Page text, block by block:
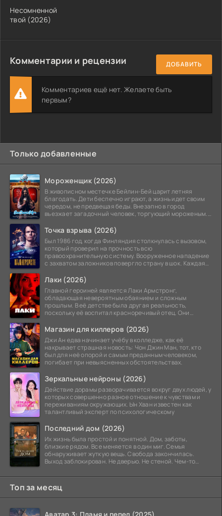
Несомненной
твой (2026)
Комментарии и рецензии ДОБАВИТЬ
Комментариев ещё нет. Желаете быть
первым?
Только добавленные
Мороженщик (2026)
В живописном местечке Бейлин-Бей царит летняя
благодать. Дети беспечно играют, а жизнь идет своим
чередом, не предвещая беды. Внезапно в город
въезжает загадочный человек, торгующий мороженым.
Точка взрыва (2026)
Был 1986 год, когда Финляндия столкнулась с вызовом,
который проверил на прочность всю
правоохранительную систему. Вооруженное нападение
с захватом заложников повергло страну в шок. Каждая
Лаки (2026)
Главной героиней является Лаки Армстронг,
обладающая невероятным обаянием и сложным
прошлым. В её детстве была другая реальность,
поскольку её воспитал красноречивый отец. Они
Магазин для киллеров (2026)
Джи Ан едва начинает учёбу в колледже, как её
накрывает страшная новость: Чон Джин Ман, тот, кто
был для неё опорой и самым преданным человеком,
погибает при невыясненных обстоятельствах.
Зеркальные нейроны (2026)
Действие дорамы разворачивается вокруг двух людей, у
которых совершенно разное отношение к чувствам и
переживаниям окружающих. Ын Хван известен как
талантливый эксперт по психологическому
Последний дом (2026)
Их жизнь была простой и понятной. Дом, заботы,
близкие рядом. Все меняется в один миг. Семья
обнаруживает жуткую вещь. Свобода закончилась.
Выход заблокирован. Не дверью. Не стеной. Чем-то
Топ за месяц